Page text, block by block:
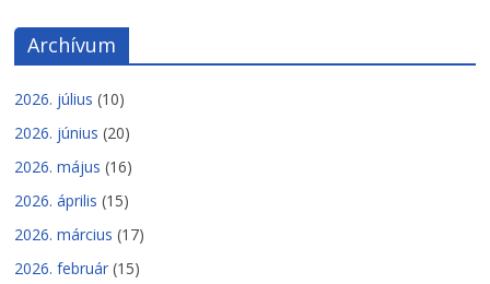
Archívum
2026. július (10)
2026. június (20)
2026. május (16)
2026. április (15)
2026. március (17)
2026. február (15)